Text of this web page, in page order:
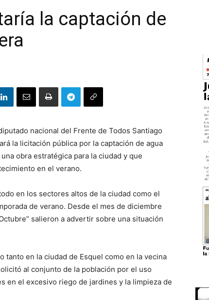
la captación de
nacional del Frente de Todos Santiago
la licitación pública por la captación de agua
obra estratégica para la ciudad y que
en el verano.
en los sectores altos de la ciudad como el
de verano. Desde el mes de diciembre
salieron a advertir sobre una situación
en la ciudad de Esquel como en la vecina
al conjunto de la población por el uso
en el excesivo riego de jardines y la limpieza de